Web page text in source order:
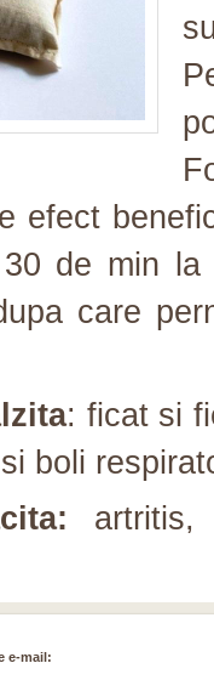
efect
de min
care
: ficat si
boli
artritis,
e-mail: